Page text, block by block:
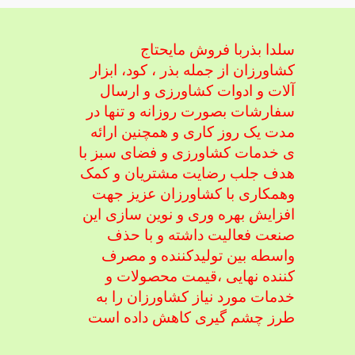
سلدا بذربا فروش مایحتاج
کشاورزان از جمله بذر ، کود، ابزار
آلات و ادوات کشاورزی و ارسال
سفارشات بصورت روزانه و تنها در
مدت یک روز کاری و همچنین ارائه
ی خدمات کشاورزی و فضای سبز با
هدف جلب رضایت مشتریان و کمک
وهمکاری با کشاورزان عزیز جهت
افزایش بهره وری و نوین سازی این
صنعت فعالیت داشته و با حذف
واسطه بین تولیدکننده و مصرف
کننده نهایی ،قیمت محصولات و
خدمات مورد نیاز کشاورزان را به
طرز چشم گیری کاهش داده است